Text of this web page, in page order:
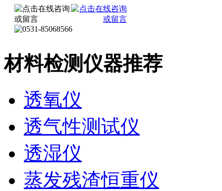
材料检测仪器推荐
透氧仪
透气性测试仪
透湿仪
蒸发残渣恒重仪